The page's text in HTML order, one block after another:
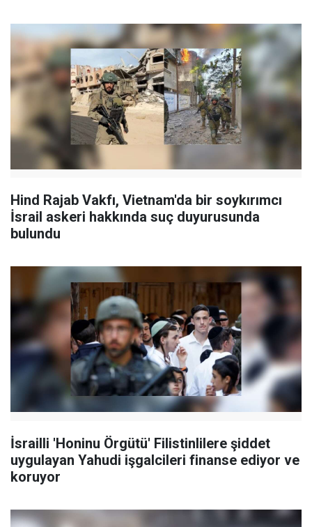
Hind Rajab Vakfı, Vietnam'da bir soykırımcı
İsrail askeri hakkında suç duyurusunda
bulundu
İsrailli 'Honinu Örgütü' Filistinlilere şiddet
uygulayan Yahudi işgalcileri finanse ediyor ve
koruyor